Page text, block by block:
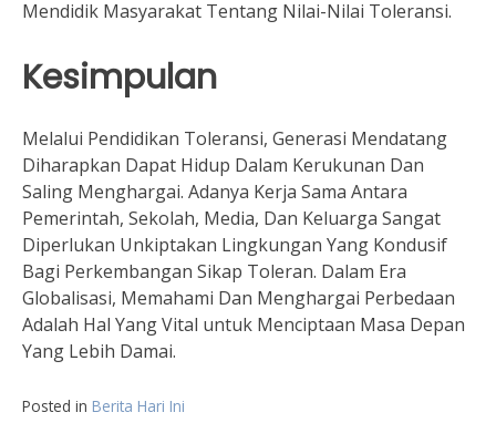
Mendidik Masyarakat Tentang Nilai-Nilai Toleransi.
Kesimpulan
Melalui Pendidikan Toleransi, Generasi Mendatang
Diharapkan Dapat Hidup Dalam Kerukunan Dan
Saling Menghargai. Adanya Kerja Sama Antara
Pemerintah, Sekolah, Media, Dan Keluarga Sangat
Diperlukan Unkiptakan Lingkungan Yang Kondusif
Bagi Perkembangan Sikap Toleran. Dalam Era
Globalisasi, Memahami Dan Menghargai Perbedaan
Adalah Hal Yang Vital untuk Menciptaan Masa Depan
Yang Lebih Damai.
Posted in Berita Hari Ini